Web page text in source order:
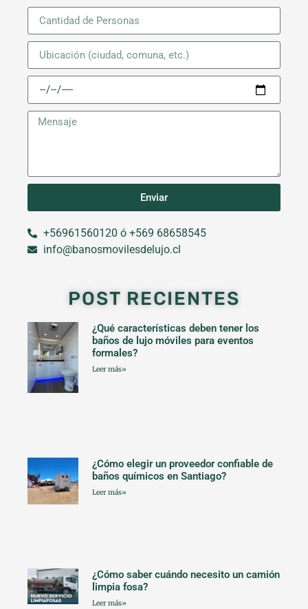
Enviar
+56961560120 ó +569 68658545
info@banosmovilesdelujo.cl
POST RECIENTES
¿Qué características deben tener los
baños de lujo móviles para eventos
formales?
Leer más»
¿Cómo elegir un proveedor confiable de
baños químicos en Santiago?
Leer más»
¿Cómo saber cuándo necesito un camión
limpia fosa?
Leer más»